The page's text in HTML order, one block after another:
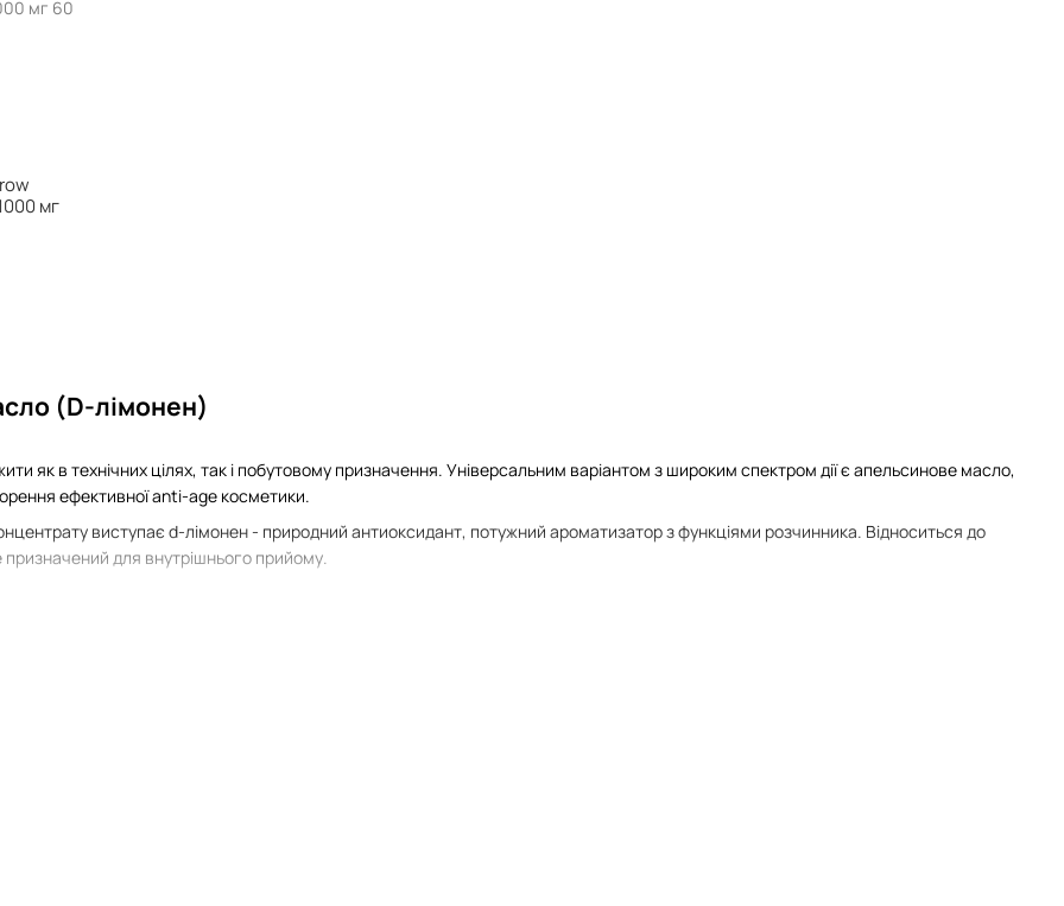
(D-лімонен)
як в технічних цілях, так і побутовому призначення. Універсальним варіантом з широким спектром дії є апельсинове масло,
ефективної anti-age косметики.
виступає d-лімонен - ​​природний антиоксидант, потужний ароматизатор з функціями розчинника. Відноситься до
призначений для внутрішнього прийому.
мг